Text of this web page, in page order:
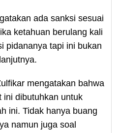
ada sanksi sesuai
ketahuan berulang kali
pidananya tapi ini bukan
mengatakan bahwa
ini dibutuhkan untuk
ini. Tidak hanya buang
namun juga soal